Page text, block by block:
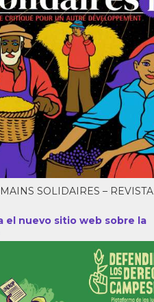
SOLIDAIRES – REVISTA
el nuevo sitio web sobre la